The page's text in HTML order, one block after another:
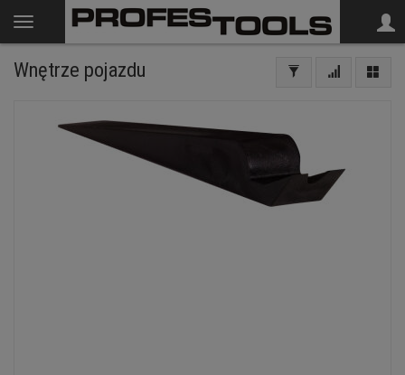
Wnętrze pojazdu